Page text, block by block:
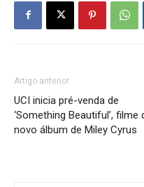
Artigo anterior
UCI inicia pré-venda de
‘Something Beautiful’, filme
novo álbum de Miley Cyrus